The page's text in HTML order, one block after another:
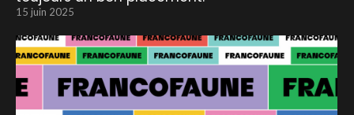
15 juin 2025